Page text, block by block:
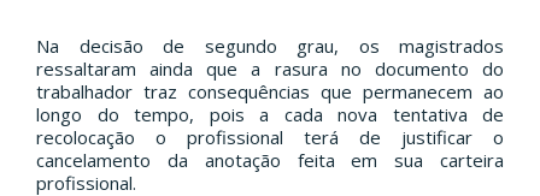
Na decisão de segundo grau, os magistrados
ressaltaram ainda que a rasura no documento do
trabalhador traz consequências que permanecem ao
longo do tempo, pois a cada nova tentativa de
recolocação o profissional terá de justificar o
cancelamento da anotação feita em sua carteira
profissional.